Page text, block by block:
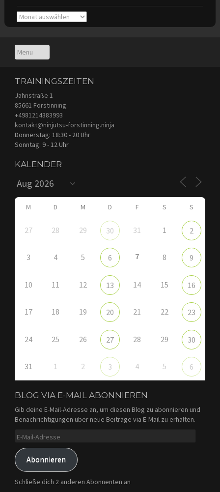
Archive
TRAININGSZEITEN
Jahnstraße 1
85661 Forstinning
+4981214383993
kontakt@ninjutsu-forstinning.ninja
Donnerstag: 18:30 - 20 Uhr
Sonntag: 9 - 12 Uhr
KALENDER
M D M D F S S
27 28 29 30 31 1 2
3 4 5 6 7 8 9
10 11 12 13 14 15 16
17 18 19 20 21 22 23
24 25 26 27 28 29 30
31 1 2 3 4 5 6
BLOG VIA E-MAIL ABONNIEREN
Gib deine E-Mail-Adresse an, um diesen Blog zu abonnieren und
Benachrichtigungen über neue Beiträge via E-Mail zu erhalten.
E-
Adresse
Abonnieren
Schließe dich 2 anderen Abonnenten an